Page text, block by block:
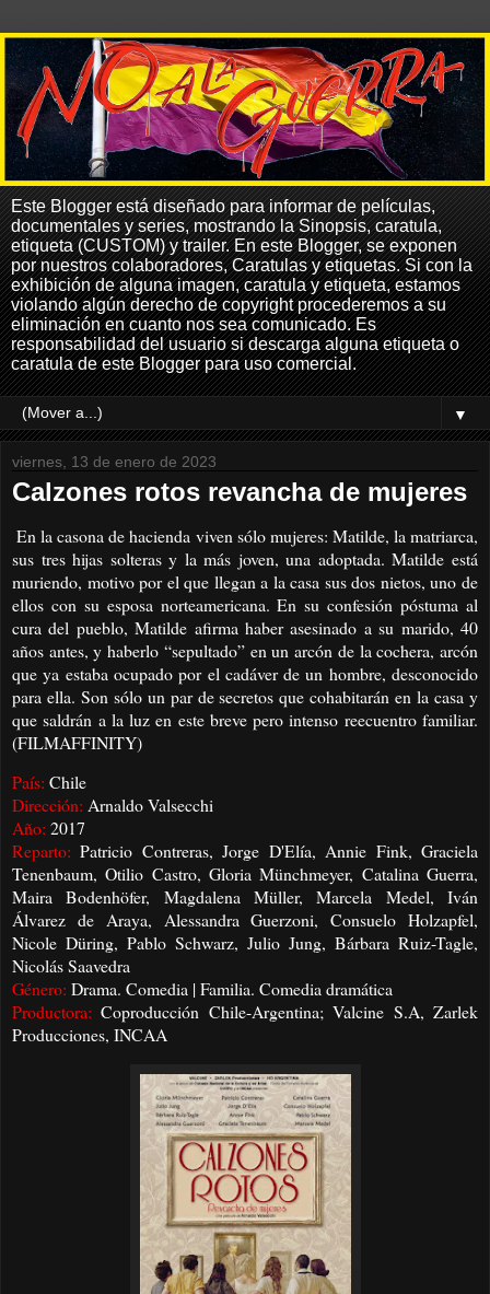
Este Blogger está diseñado para informar de películas,
documentales y series, mostrando la Sinopsis, caratula,
etiqueta (CUSTOM) y trailer. En este Blogger, se exponen
por nuestros colaboradores, Caratulas y etiquetas. Si con la
exhibición de alguna imagen, caratula y etiqueta, estamos
violando algún derecho de copyright procederemos a su
eliminación en cuanto nos sea comunicado. Es
responsabilidad del usuario si descarga alguna etiqueta o
caratula de este Blogger para uso comercial.
▼
viernes, 13 de enero de 2023
Calzones rotos revancha de mujeres
En la casona de hacienda viven sólo mujeres: Matilde, la matriarca,
sus tres hijas solteras y la más joven, una adoptada. Matilde está
muriendo, motivo por el que llegan a la casa sus dos nietos, uno de
ellos con su esposa norteamericana. En su confesión póstuma al
cura del pueblo, Matilde afirma haber asesinado a su marido, 40
años antes, y haberlo “sepultado” en un arcón de la cochera, arcón
que ya estaba ocupado por el cadáver de un hombre, desconocido
para ella. Son sólo un par de secretos que cohabitarán en la casa y
que saldrán a la luz en este breve pero intenso reecuentro familiar.
(FILMAFFINITY)
País: Chile
Dirección: Arnaldo Valsecchi
Año: 2017
Reparto:Patricio Contreras, Jorge D'Elía, Annie Fink, Graciela
Tenenbaum, Otilio Castro, Gloria Münchmeyer, Catalina Guerra,
Maira Bodenhöfer, Magdalena Müller, Marcela Medel, Iván
Álvarez de Araya, Alessandra Guerzoni, Consuelo Holzapfel,
Nicole Düring, Pablo Schwarz, Julio Jung, Bárbara Ruiz-Tagle,
Nicolás Saavedra
Género: Drama. Comedia | Familia. Comedia dramática
Productora: Coproducción Chile-Argentina; Valcine S.A, Zarlek
Producciones, INCAA